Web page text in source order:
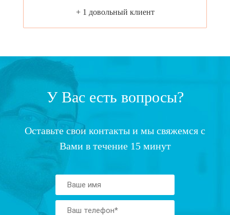
+ 1 довольный клиент
У Вас есть вопросы?
Оставьте свои контакты и мы свяжемся с
Вами в течение 15 минут